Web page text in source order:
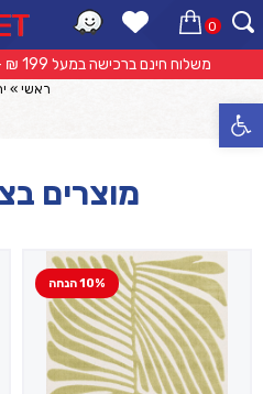
פתח סרגל נגישות
אפשרות החזרה/החלפה עד 14 ימי
0 קטלוג
ראשי »
מוצרים
10% הנחה